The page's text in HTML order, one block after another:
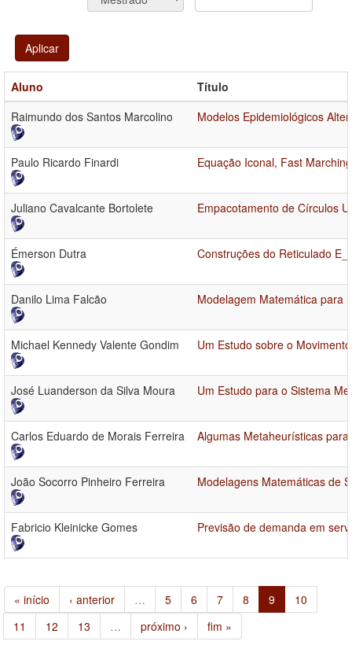
Aplicar
Aluno
Título
Raimundo dos Santos Marcolino
Modelos Epidemiológicos
Paulo Ricardo Finardi Equação Iconal, Fast
Juliano Cavalcante Bortolete Empacotamento de Círculos
Émerson Dutra Construções do Reticulado
Danilo Lima Falcão Modelagem Matemática para
Michael Kennedy Valente Gondim Um Estudo sobre o
José Luanderson da Silva Moura Um Estudo para o Sistema
Carlos Eduardo de Morais Ferreira Algumas Metaheurísticas
João Socorro Pinheiro Ferreira Modelagens Matemáticas de
Fabricio Kleinicke Gomes Previsão de demanda em
« início ‹ anterior … 5 6 7 8 9
10
11
12 13 … próximo › fim »